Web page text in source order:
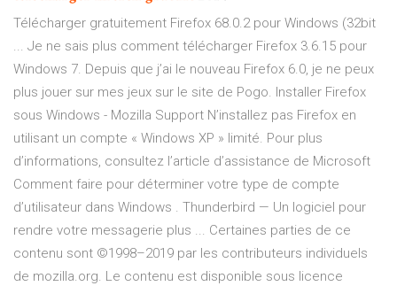
Télécharger gratuitement Firefox 68.0.2 pour Windows (32bit
... Je ne sais plus comment télécharger Firefox 3.6.15 pour
Windows 7. Depuis que j’ai le nouveau Firefox 6.0, je ne peux
plus jouer sur mes jeux sur le site de Pogo. Installer Firefox
sous Windows - Mozilla Support N’installez pas Firefox en
utilisant un compte « Windows XP » limité. Pour plus
d’informations, consultez l’article d’assistance de Microsoft
Comment faire pour déterminer votre type de compte
d’utilisateur dans Windows . Thunderbird — Un logiciel pour
rendre votre messagerie plus ... Certaines parties de ce
contenu sont ©1998–2019 par les contributeurs individuels
de mozilla.org. Le contenu est disponible sous licence